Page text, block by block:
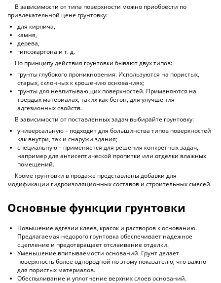
В зависимости от типа поверхности можно приобрести по
привлекательной цене грунтовку:
для кирпича,
камня,
дерева,
гипсокартона и т. д.
По принципу действия грунтовки бывают двух типов:
грунты глубокого проникновения. Используются на пористых,
старых, склонных к крошению основаниях;
грунты для невпитывающих поверхностей. Применяются на
твердых материалах, таких как бетон, для улучшения
адгезионных свойств.
В зависимости от поставленных задач выбирайте грунтовку:
универсальную – подходит для большинства типов поверхностей
как внутри, так и снаружи здания;
специальную – применяется для решения конкретных задач,
например для антисептической пропитки или отделки влажных
помещений.
Кроме грунтовки в продаже представлены добавки для
модификации гидроизоляционных составов и строительных смесей.
Основные функции грунтовки
Повышение адгезии клеев, красок и растворов к основанию.
Предлагаемая недорого грунтовка обеспечивает надежное
сцепление и предотвращает отслаивание отделки.
Уменьшение впитываемости оснований. Грунт делает
поверхность более однородной по этому показателю, что важно
для пористых материалов.
Обеспыливание и уплотнение верхних слоев оснований.